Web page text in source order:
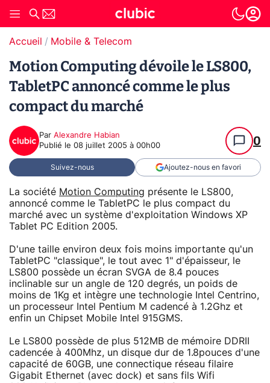
Accueil Mobile & Telecom
Motion Computing dévoile le LS800,
TabletPC annoncé comme le plus
compact du marché
Par Alexandre Habian
Publié le 08 juillet 2005 à 00h00 0
Suivez-nous Ajoutez-nous en favori
La société Motion Computing présente le LS800,
annoncé comme le TabletPC le plus compact du
marché avec un système d'exploitation Windows XP
Tablet PC Edition 2005.
D'une taille environ deux fois moins importante qu'un
TabletPC "classique", le tout avec 1" d'épaisseur, le
LS800 possède un écran SVGA de 8.4 pouces
inclinable sur un angle de 120 degrés, un poids de
moins de 1Kg et intègre une technologie Intel Centrino,
un processeur Intel Pentium M cadencé à 1.2Ghz et
enfin un Chipset Mobile Intel 915GMS.
Le LS800 possède de plus 512MB de mémoire DDRII
cadencée à 400Mhz, un disque dur de 1.8pouces d'une
capacité de 60GB, une connectique réseau filaire
Gigabit Ethernet (avec dock) et sans fils Wifi